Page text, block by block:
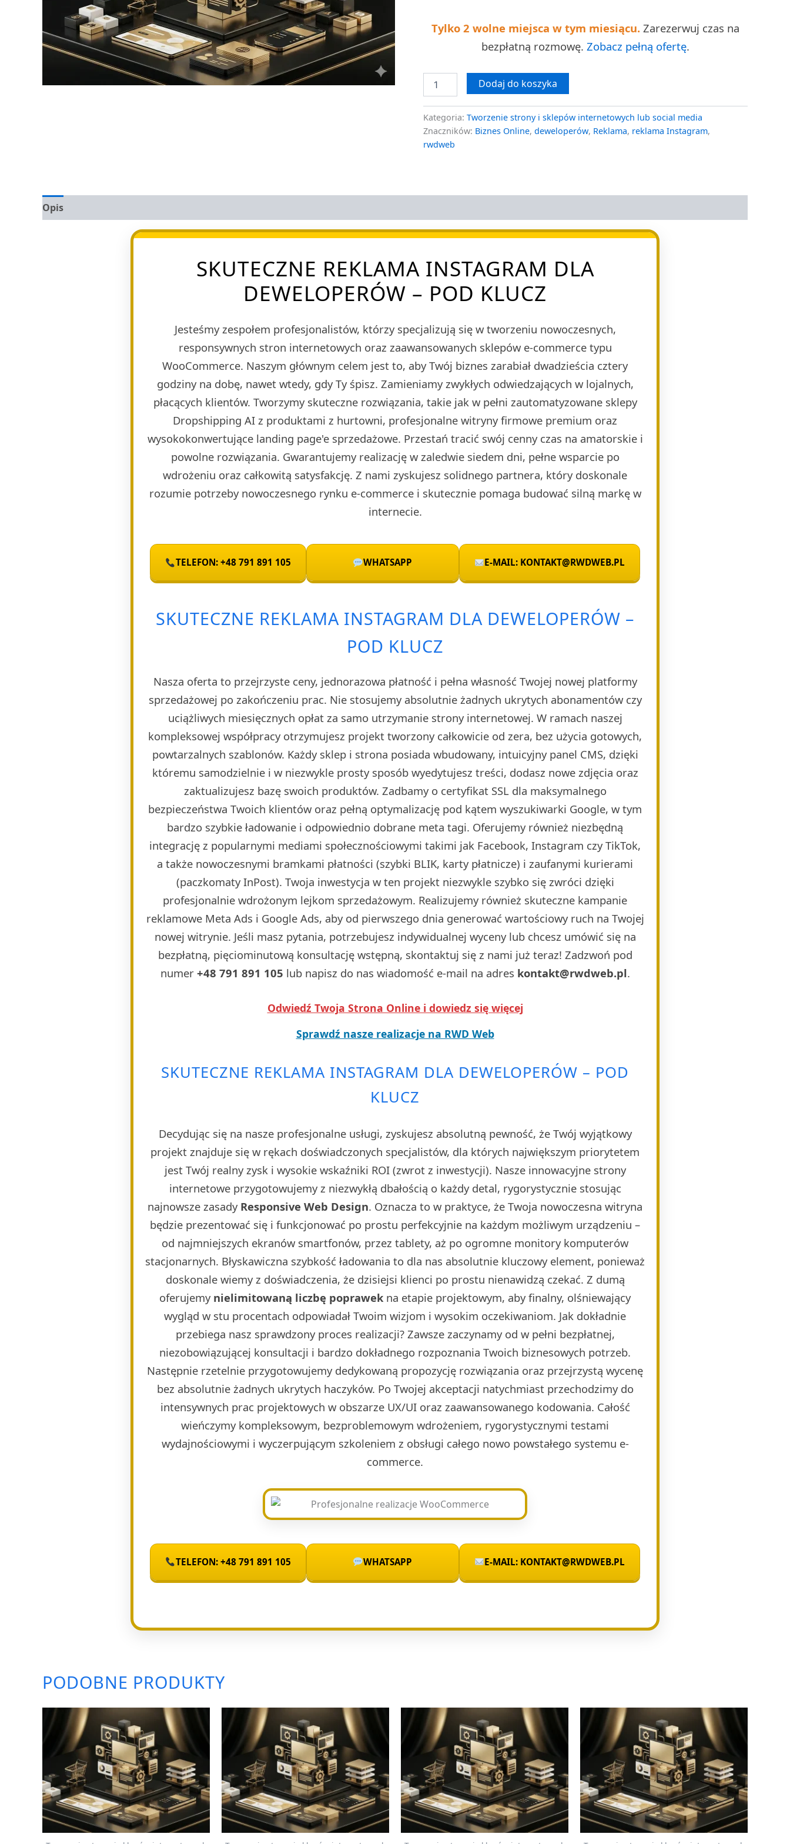
Tylko 2 wolne miejsca w tym miesiącu. Zarezerwuj czas na
bezpłatną rozmowę. Zobacz pełną ofertę.
Dodaj do koszyka
Kategoria: Tworzenie strony i sklepów internetowych lub social media
Znaczników: Biznes Online, deweloperów, Reklama, reklama Instagram,
rwdweb
Opis
SKUTECZNE REKLAMA INSTAGRAM DLA
DEWELOPERÓW – POD KLUCZ
Jesteśmy zespołem profesjonalistów, którzy specjalizują się w tworzeniu nowoczesnych,
responsywnych stron internetowych oraz zaawansowanych sklepów e-commerce typu
WooCommerce. Naszym głównym celem jest to, aby Twój biznes zarabiał dwadzieścia cztery
godziny na dobę, nawet wtedy, gdy Ty śpisz. Zamieniamy zwykłych odwiedzających w lojalnych,
płacących klientów. Tworzymy skuteczne rozwiązania, takie jak w pełni zautomatyzowane sklepy
Dropshipping AI z produktami z hurtowni, profesjonalne witryny firmowe premium oraz
wysokokonwertujące landing page'e sprzedażowe. Przestań tracić swój cenny czas na amatorskie i
powolne rozwiązania. Gwarantujemy realizację w zaledwie siedem dni, pełne wsparcie po
wdrożeniu oraz całkowitą satysfakcję. Z nami zyskujesz solidnego partnera, który doskonale
rozumie potrzeby nowoczesnego rynku e-commerce i skutecznie pomaga budować silną markę w
internecie.
TELEFON: +48 791 891 105 WHATSAPP E-MAIL: KONTAKT@RWDWEB.PL
SKUTECZNE REKLAMA INSTAGRAM DLA DEWELOPERÓW –
POD KLUCZ
Nasza oferta to przejrzyste ceny, jednorazowa płatność i pełna własność Twojej nowej platformy
sprzedażowej po zakończeniu prac. Nie stosujemy absolutnie żadnych ukrytych abonamentów czy
uciążliwych miesięcznych opłat za samo utrzymanie strony internetowej. W ramach naszej
kompleksowej współpracy otrzymujesz projekt tworzony całkowicie od zera, bez użycia gotowych,
powtarzalnych szablonów. Każdy sklep i strona posiada wbudowany, intuicyjny panel CMS, dzięki
któremu samodzielnie i w niezwykle prosty sposób wyedytujesz treści, dodasz nowe zdjęcia oraz
zaktualizujesz bazę swoich produktów. Zadbamy o certyfikat SSL dla maksymalnego
bezpieczeństwa Twoich klientów oraz pełną optymalizację pod kątem wyszukiwarki Google, w tym
bardzo szybkie ładowanie i odpowiednio dobrane meta tagi. Oferujemy również niezbędną
integrację z popularnymi mediami społecznościowymi takimi jak Facebook, Instagram czy TikTok,
a także nowoczesnymi bramkami płatności (szybki BLIK, karty płatnicze) i zaufanymi kurierami
(paczkomaty InPost). Twoja inwestycja w ten projekt niezwykle szybko się zwróci dzięki
profesjonalnie wdrożonym lejkom sprzedażowym. Realizujemy również skuteczne kampanie
reklamowe Meta Ads i Google Ads, aby od pierwszego dnia generować wartościowy ruch na Twojej
nowej witrynie. Jeśli masz pytania, potrzebujesz indywidualnej wyceny lub chcesz umówić się na
bezpłatną, pięciominutową konsultację wstępną, skontaktuj się z nami już teraz! Zadzwoń pod
numer +48 791 891 105 lub napisz do nas wiadomość e-mail na adres kontakt@rwdweb.pl.
Odwiedź Twoja Strona Online i dowiedz się więcej
Sprawdź nasze realizacje na RWD Web
SKUTECZNE REKLAMA INSTAGRAM DLA DEWELOPERÓW – POD
KLUCZ
Decydując się na nasze profesjonalne usługi, zyskujesz absolutną pewność, że Twój wyjątkowy
projekt znajduje się w rękach doświadczonych specjalistów, dla których największym priorytetem
jest Twój realny zysk i wysokie wskaźniki ROI (zwrot z inwestycji). Nasze innowacyjne strony
internetowe przygotowujemy z niezwykłą dbałością o każdy detal, rygorystycznie stosując
najnowsze zasady Responsive Web Design. Oznacza to w praktyce, że Twoja nowoczesna witryna
będzie prezentować się i funkcjonować po prostu perfekcyjnie na każdym możliwym urządzeniu –
od najmniejszych ekranów smartfonów, przez tablety, aż po ogromne monitory komputerów
stacjonarnych. Błyskawiczna szybkość ładowania to dla nas absolutnie kluczowy element, ponieważ
doskonale wiemy z doświadczenia, że dzisiejsi klienci po prostu nienawidzą czekać. Z dumą
oferujemy nielimitowaną liczbę poprawek na etapie projektowym, aby finalny, olśniewający
wygląd w stu procentach odpowiadał Twoim wizjom i wysokim oczekiwaniom. Jak dokładnie
przebiega nasz sprawdzony proces realizacji? Zawsze zaczynamy od w pełni bezpłatnej,
niezobowiązującej konsultacji i bardzo dokładnego rozpoznania Twoich biznesowych potrzeb.
Następnie rzetelnie przygotowujemy dedykowaną propozycję rozwiązania oraz przejrzystą wycenę
bez absolutnie żadnych ukrytych haczyków. Po Twojej akceptacji natychmiast przechodzimy do
intensywnych prac projektowych w obszarze UX/UI oraz zaawansowanego kodowania. Całość
wieńczymy kompleksowym, bezproblemowym wdrożeniem, rygorystycznymi testami
wydajnościowymi i wyczerpującym szkoleniem z obsługi całego nowo powstałego systemu e-
commerce.
TELEFON: +48 791 891 105 WHATSAPP E-MAIL: KONTAKT@RWDWEB.PL
PODOBNE PRODUKTY